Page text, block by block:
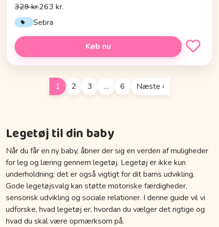
329 kr.263 kr.
Sebra
Køb nu
1 2 3 … 6 Næste ›
Legetøj til din baby
Når du får en ny baby, åbner der sig en verden af muligheder
for leg og læring gennem legetøj. Legetøj er ikke kun
underholdning; det er også vigtigt for dit barns udvikling.
Gode legetøjsvalg kan støtte motoriske færdigheder,
sensorisk udvikling og sociale relationer. I denne guide vil vi
udforske, hvad legetøj er, hvordan du vælger det rigtige og
hvad du skal være opmærksom på.